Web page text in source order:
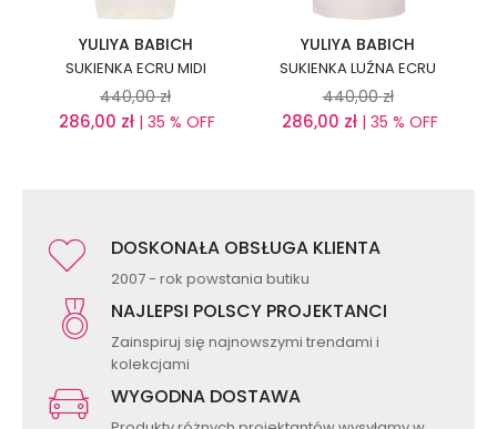
YULIYA BABICH
SUKIENKA ECRU MIDI
440,00 zł
286,00 zł | 35 % OFF
YULIYA BABICH
SUKIENKA LUŹNA ECRU
440,00 zł
286,00 zł| 35 % OFF
DOSKONAŁA OBSŁUGA KLIENTA
2007 - rok powstania butiku
NAJLEPSI POLSCY PROJEKTANCI
Zainspiruj się najnowszymi trendami i
kolekcjami
WYGODNA DOSTAWA